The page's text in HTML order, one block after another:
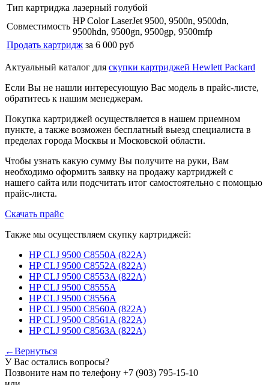
Тип картриджа лазерный голубой
Совместимость
HP Color LaserJet 9500, 9500n, 9500dn,
9500hdn, 9500gn, 9500gp, 9500mfp
Продать картридж за 6 000 руб
Актуальный каталог для скупки картриджей Hewlett Packard
Если Вы не нашли интересующую Вас модель в прайс-листе,
обратитесь к нашим менеджерам.
Покупка картриджей осуществляется в нашем приемном
пункте, а также возможен бесплатный выезд специалиста в
пределах города Москвы и Московской области.
Чтобы узнать какую сумму Вы получите на руки, Вам
необходимо оформить заявку на продажу картриджей с
нашего сайта или подсчитать итог самостоятельно с помощью
прайс-листа.
Скачать прайс
Также мы осуществляем скупку картриджей:
HP СLJ 9500 C8550A (822A)
HP СLJ 9500 C8552A (822A)
HP СLJ 9500 C8553A (822A)
HP СLJ 9500 C8555A
HP СLJ 9500 C8556A
HP СLJ 9500 C8560A (822A)
HP СLJ 9500 C8561A (822A)
HP СLJ 9500 C8563A (822A)
←Вернуться
У Вас остались вопросы?
Позвоните нам по телефону +7 (903) 795-15-10